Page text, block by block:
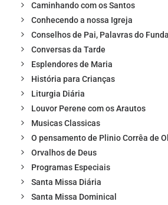
Caminhando com os Santos
Conhecendo a nossa Igreja
Conselhos de Pai, Palavras do
Conversas da Tarde
Esplendores de Maria
História para Crianças
Liturgia Diária
Louvor Perene com os Arautos
Musicas Classicas
O pensamento de Plinio Corrêa de
Orvalhos de Deus
Programas Especiais
Santa Missa Diária
Santa Missa Dominical